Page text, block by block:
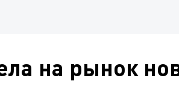
на рынок